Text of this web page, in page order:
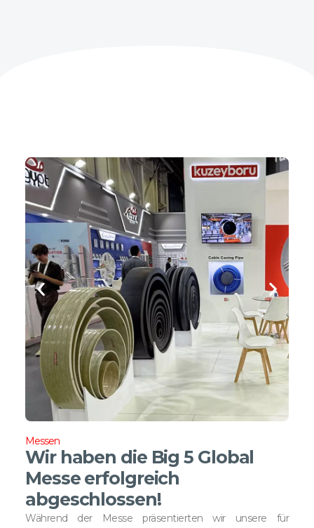
Messen
Wir haben die Big 5 Global
Messe erfolgreich
abgeschlossen!
Während der Messe präsentierten wir unsere für